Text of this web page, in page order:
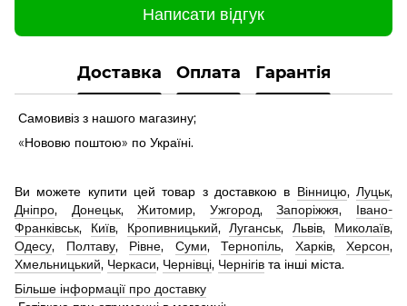
Написати відгук
Доставка Оплата Гарантія
Самовивіз з нашого магазину;
«Нововю поштою» по Україні.
Ви можете купити цей товар з доставкою в Вінницю,Луцьк,
Дніпро, Донецьк,Житомир, Ужгород,Запоріжжя, Івано-
Франківськ, Київ, Кропивницький,Луганськ,Львів, Миколаїв,
Одесу, Полтаву, Рівне, Суми, Тернопіль, Харків, Херсон,
Хмельницький, Черкаси, Чернівці, Чернігів та інші міста.
Більше інформації про доставку